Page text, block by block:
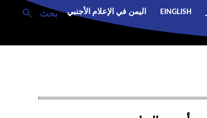
بحث EINGLISH اليمن في الإعلام الأجنبي